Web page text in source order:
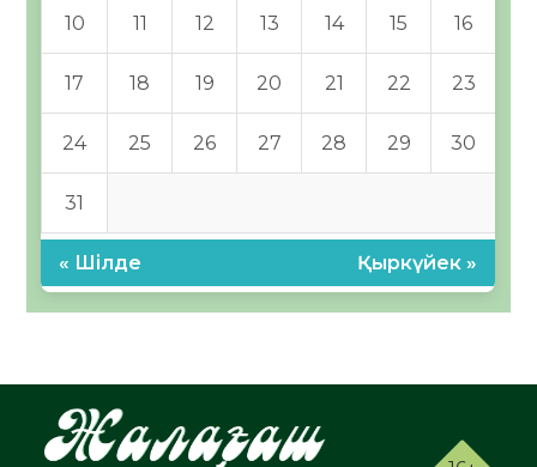
10 11 12 13 14 15 16
17 18 19 20 21 22 23
24 25 26 27 28 29 30
31
« Шілде Қыркүйек »